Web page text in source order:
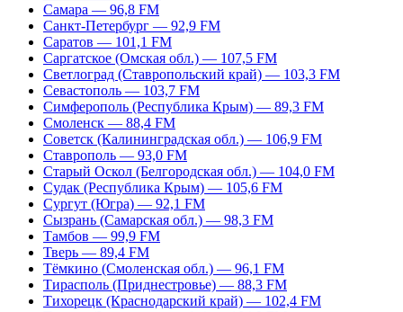
Самара — 96,8 FM
Санкт-Петербург — 92,9 FM
Саратов — 101,1 FM
Саргатское (Омская обл.) — 107,5 FM
Светлоград (Ставропольский край) — 103,3 FM
Севастополь — 103,7 FM
Симферополь (Республика Крым) — 89,3 FM
Смоленск — 88,4 FM
Советск (Калининградская обл.) — 106,9 FM
Ставрополь — 93,0 FM
Старый Оскол (Белгородская обл.) — 104,0 FM
Судак (Республика Крым) — 105,6 FM
Сургут (Югра) — 92,1 FM
Сызрань (Самарская обл.) — 98,3 FM
Тамбов — 99,9 FM
Тверь — 89,4 FM
Тёмкино (Смоленская обл.) — 96,1 FM
Тирасполь (Приднестровье) — 88,3 FM
Тихорецк (Краснодарский край) — 102,4 FM